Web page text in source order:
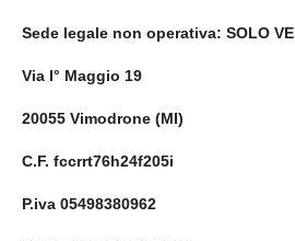
Sede legale non operativa: SOLO
Via I° Maggio 19
20055 Vimodrone (MI)
C.F. fccrrt76h24f205i
P.iva 05498380962